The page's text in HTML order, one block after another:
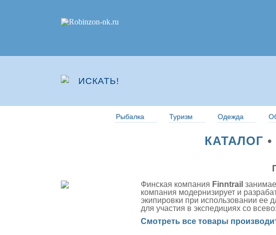
Рыбалка Туризм Одежда
КАТАЛОГ •
Финская компания Finntrail
компания модернизирует и
экипировки при использовании ее
для участия в экспедициях со
Смотреть все товары